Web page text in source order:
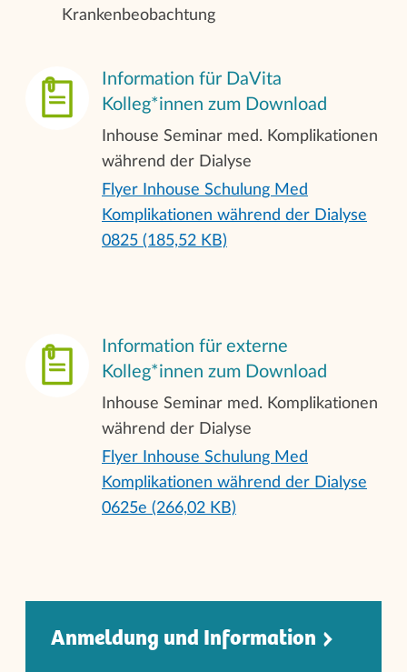
Krankenbeobachtung
Information für DaVita
Kolleg*innen zum Download
Inhouse Seminar med. Komplikationen
während der Dialyse
Flyer Inhouse Schulung Med
Komplikationen während der Dialyse
0825 (185,52 KB)
Information für externe
Kolleg*innen zum Download
Inhouse Seminar med. Komplikationen
während der Dialyse
Flyer Inhouse Schulung Med
Komplikationen während der Dialyse
0625e (266,02 KB)
Anmeldung und Information